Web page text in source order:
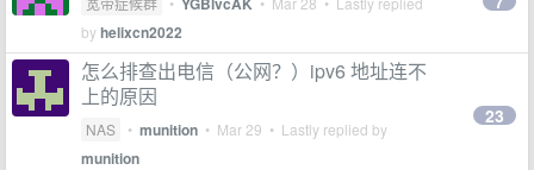
byhelixcn2022
怎么排查出电信（公网？）ipv6 地址连不
上的原因
NAS • munition • Mar 29 • Lastly replied by
munition
23